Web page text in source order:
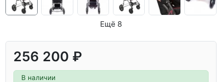
Ещё 8
256 200 ₽
В наличии